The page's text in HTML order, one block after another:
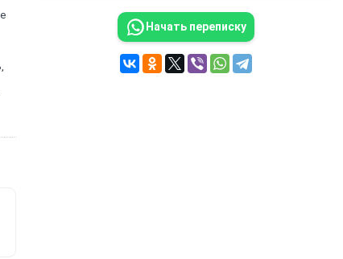
Начать переписку